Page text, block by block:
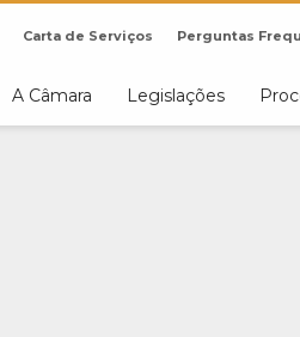
Carta de Serviços Perguntas
A Câmara Legislações